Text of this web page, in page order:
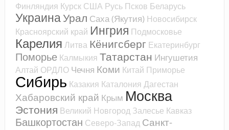
Финляндия Курск США Русь Псков Беларусь
УкраинаУрал Саха (Якутия) Новосибирск
Красноярский край Ингрия Подмосковье
Карелия Литва Кёнигсберг Екатеринбург
Поморье Калмыкия Татарстан Ингушетия
Алтай ОРДЛО Чечня Коми Китай Приморье
Сибирь Казакия Каталония Дагестан
Хабаровский край Крым Москва
Эстония Великий Новгород Залесье Кавказ
Башкортостан Северо-Запад Санкт-